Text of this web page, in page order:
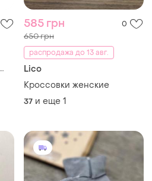
585 грн 0
650 грн
распродажа до 13 авг.
Lico
Кроссовки женские
37 и еще 1